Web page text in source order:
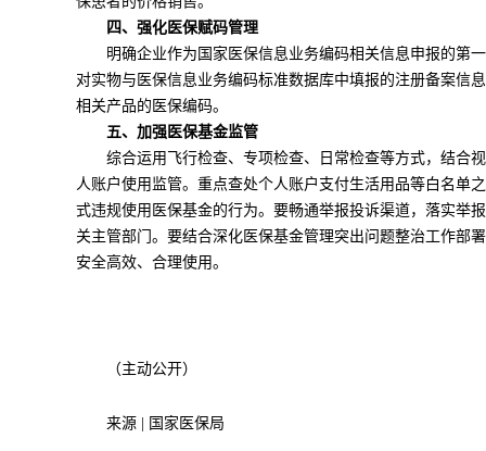
四、强化医保赋码管理
明确企业作为国家医保信息业务编码相关信息申报的第
对实物与医保信息业务编码标准数据库中填报的注册备案信
相关产品的医保编码。
五、加强医保基金监管
综合运用飞行检查、专项检查、日常检查等方式，结合
人账户使用监管。重点查处个人账户支付生活用品等白名单
式违规使用医保基金的行为。要畅通举报投诉渠道，落实举
关主管部门。要结合深化医保基金管理突出问题整治工作部
安全高效、合理使用。
（主动公开）
来源 | 国家医保局